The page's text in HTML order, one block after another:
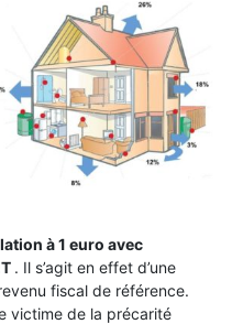
à 1 euro avec
. Il s’agit en effet d’une
fiscal de référence.
victime de la précarité